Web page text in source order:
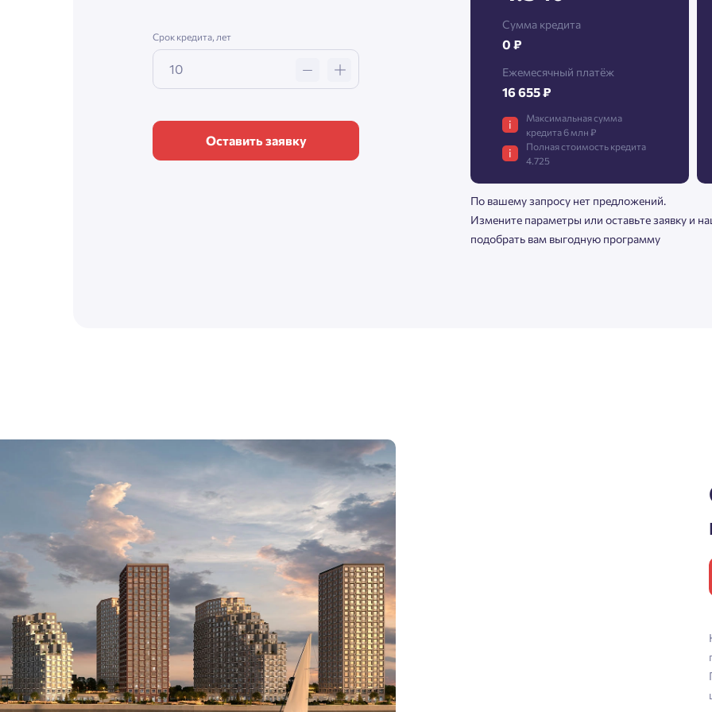
Срок кредита, лет
Оставить заявку
Сумма кредита
0 ₽
Ежемесячный платёж
16 655 ₽
i
Максимальная сумма
кредита 6 млн ₽
i
Полная стоимость кредита
4.725
По вашему запросу нет предложений.
Измените параметры или оставьте заявку и
подобрать вам выгодную программу
Нажимая кнопку «Отправить», вы даёте согласие на обработку
Подтвердить